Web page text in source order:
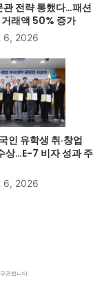
관 전략 통했다…패션
거래액 50% 증가
6, 2026
인 유학생 취·창업
상…E-7 비자 성과 주
6, 2026
관합니다.